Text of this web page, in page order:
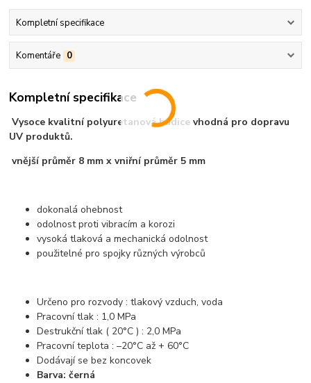
Kompletní specifikace
Komentáře 0
Kompletní specifikace
Vysoce kvalitní polyuretanová hadice vhodná pro dopravu
UV produktů.
vnější průměr 8 mm x vniřní průměr 5 mm
dokonalá ohebnost
odolnost proti vibracím a korozi
vysoká tlaková a mechanická odolnost
použitelné pro spojky různých výrobců
Určeno pro rozvody : tlakový vzduch, voda
Pracovní tlak : 1,0 MPa
Destrukční tlak ( 20°C ) : 2,0 MPa
Pracovní teplota : –20°C až + 60°C
Dodávají se bez koncovek
Barva: černá